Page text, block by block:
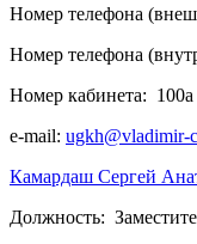
Номер телефона
Номер телефона
Номер кабинета: 100а
e-mail: ugkh@vladimir-
Камардаш Сергей
Должность: